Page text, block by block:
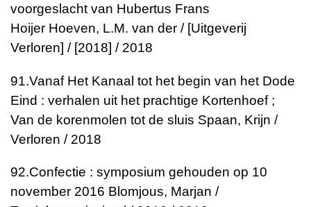
voorgeslacht van Hubertus Frans
Hoijer Hoeven, L.M. van der / [Uitgeverij
Verloren] / [2018] / 2018
91.Vanaf Het Kanaal tot het begin van het Dode
Eind : verhalen uit het prachtige Kortenhoef ;
Van de korenmolen tot de sluis Spaan, Krijn /
Verloren / 2018
92.Confectie : symposium gehouden op 10
november 2016 Blomjous, Marjan /